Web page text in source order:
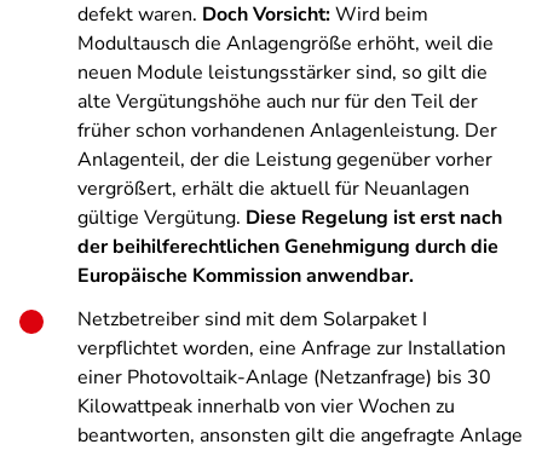
defekt waren. Doch Vorsicht:Wird beim
Modultausch die Anlagengröße erhöht, weil die
neuen Module leistungsstärker sind, so gilt die
alte Vergütungshöhe auch nur für den Teil der
früher schon vorhandenen Anlagenleistung. Der
Anlagenteil, der die Leistung gegenüber vorher
vergrößert, erhält die aktuell für Neuanlagen
gültige Vergütung. Diese Regelung ist erst nach
der beihilferechtlichen Genehmigung durch die
Europäische Kommission anwendbar.
Netzbetreiber sind mit dem Solarpaket I
verpflichtet worden, eine Anfrage zur Installation
einer Photovoltaik-Anlage (Netzanfrage) bis 30
Kilowattpeak innerhalb von vier Wochen zu
beantworten, ansonsten gilt die angefragte Anlage